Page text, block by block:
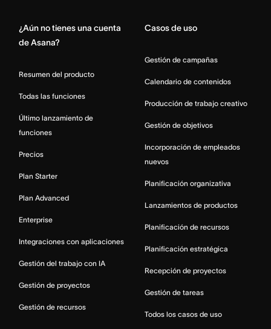
¿Aún no tienes una cuenta
de Asana?
Resumen del producto
Todas las funciones
Último lanzamiento de
funciones
Precios
Plan Starter
Plan Advanced
Enterprise
Integraciones con aplicaciones
Gestión del trabajo con IA
Gestión de proyectos
Gestión de recursos
Casos de uso
Gestión de campañas
Calendario de contenidos
Producción de trabajo creativo
Gestión de objetivos
Incorporación de empleados
nuevos
Planificación organizativa
Lanzamientos de productos
Planificación de recursos
Planificación estratégica
Recepción de proyectos
Gestión de tareas
Todos los casos de uso